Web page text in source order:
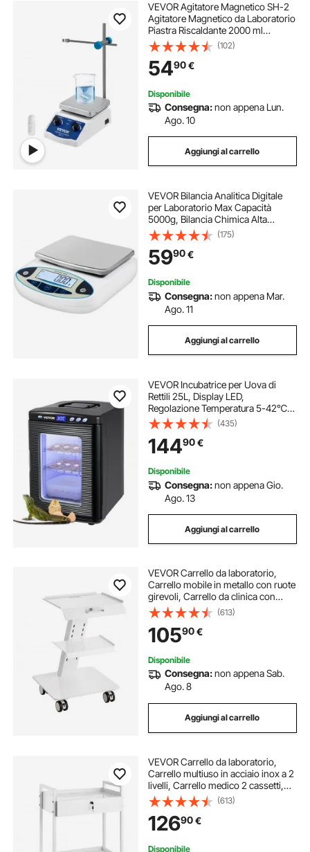
VEVOR Agitatore Magnetico SH-2
Agitatore Magnetico da Laboratorio
Piastra Riscaldante 2000 ml
Capacità di Miscelazione con
Piastra Riscaldante Miscelatore
Riscaldante Display Digitale
(102)
5490€
Disponibile
Consegna:non appena Lun.
Ago. 10
Aggiungi al carrello
VEVOR Bilancia Analitica Digitale
per Laboratorio Max Capacità
5000g, Bilancia Chimica Alta
Precisione 0.01g, Bilancia Tecnica
applicata a Laboratori, Università,
Aziende, Industrie, Gioiellieri ecc
(175)
5990€
Disponibile
Consegna:non appena Mar.
Ago. 11
Aggiungi al carrello
VEVOR Incubatrice per Uova di
Rettili 25L, Display LED,
Regolazione Temperatura 5-42℃,
Riscaldamento e Raffreddamento,
220V, per Laboratorio e Cova Uova
(435)
14490€
Disponibile
Consegna:non appena Gio.
Ago. 13
Aggiungi al carrello
VEVOR Carrello da laboratorio,
Carrello mobile in metallo con ruote
girevoli, Carrello da clinica con
vassoio con capacità di peso di 220
libbre, per laboratorio, clinica,
bellezza e salone
(613)
10590€
Disponibile
Consegna:non appena Sab.
Ago. 8
Aggiungi al carrello
VEVOR Carrello da laboratorio,
Carrello multiuso in acciaio inox a 2
livelli, Carrello medico 2 cassetti,
rotelle girevoli per laboratorio,
ospedale, odontoiatria, salone
bellezza
(613)
12690€
Disponibile